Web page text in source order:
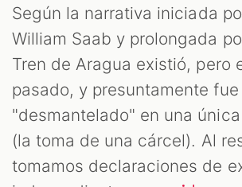
Según la narrativa iniciada
William Saab y prolongada
Tren de Aragua existió, pero
pasado, y presuntamente fue
"desmantelado" en una
(la toma de una cárcel). Al
tomamos declaraciones de